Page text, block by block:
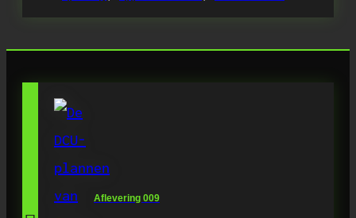
Aflevering 009